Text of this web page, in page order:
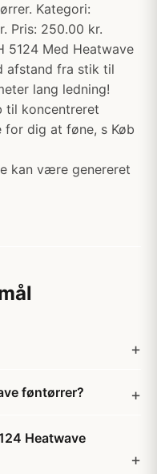
Kategori:
Pris: 250.00 kr.
5124 Med Heatwave
afstand fra stik til
lang ledning!
til koncentreret
for dig at føne, s Køb
kan være genereret
føntørrer?
Heatwave